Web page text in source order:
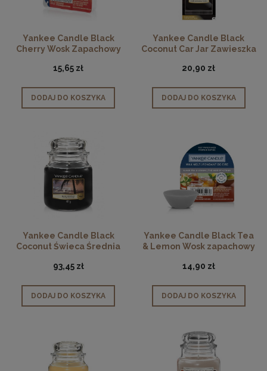
Yankee Candle Black
Cherry Wosk Zapachowy
15,65 zł
DODAJ DO KOSZYKA
Yankee Candle Black
Coconut Car Jar Zawieszka
20,90 zł
DODAJ DO KOSZYKA
Yankee Candle Black
Coconut Świeca Średnia
93,45 zł
DODAJ DO KOSZYKA
Yankee Candle Black Tea
& Lemon Wosk zapachowy
14,90 zł
DODAJ DO KOSZYKA